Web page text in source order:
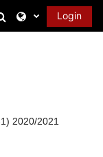
Attiva/disattiva
Login
2020/2021